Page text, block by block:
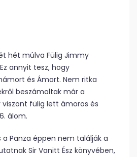
hét múlva Fülig Jimmy
annyit tesz, hogy
és Ámort. Nem ritka
beszámoltak már a
fülig lett ámoros és
álom.
a Panza éppen nem találják a
Sir Vanitt Ész könyvében,